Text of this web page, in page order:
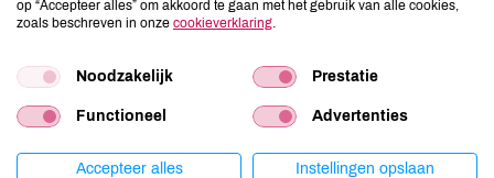
Doe de maïskorrels, sla en tomaten in een kom. Voeg mayonaise
op “Accepteer alles” om akkoord te gaan met het gebruik van alle cookies,
zoals beschreven in onze cookieverklaring
Noodzakelijk Prestatie
Functioneel Advertenties
Accepteer alles Instellingen opslaan